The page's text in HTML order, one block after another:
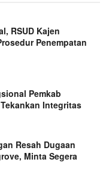
RSUD Kajen
Penempatan
Pemkab
Integritas
Resah Dugaan
Minta Segera